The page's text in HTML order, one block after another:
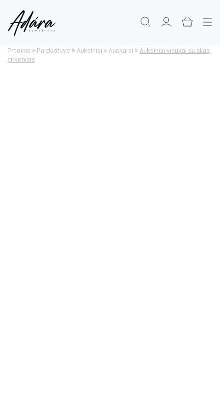
Pradinis » Parduotuve » Auksiniai » Auskarai » Auksiniai vinukai su alias
cirkoniais